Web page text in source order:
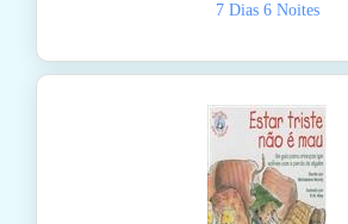
7 Dias 6 Noites